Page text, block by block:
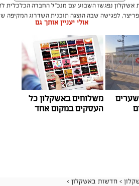
אשקלון נפגשו השבוע עם מנכ"ל החברה הכלכלית
לפגישה שבה הוצגה תוכנית השדרוג המקיפה
בשירותים ובפיתוח המקום לטובת ציבור בעלי
נציגי העוגנים, אולס ירצין ואליסף סדון, כי לאחר
מספר עדכונים שהתקיימו במרינות אחרות,
המלחמה ואי הוודאות, בוצעו עדכונים מינוריים
תמשיך מרינת אשקלון להיות המרינה בעלת דמי
ישמשו להשקעה חוזרת במרינה, בשיפור התשתיות
אולי יעניין אותך גם
שערים
משלוחים באשקלון כל
העסקים במקום אחד
> חדשות באשקלון >